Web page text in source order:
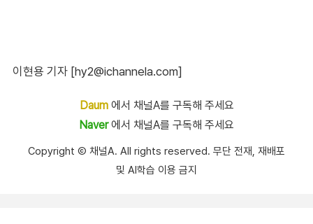
이현용 기자 [hy2@ichannela.com]
Daum에서 채널A를 구독해 주세요
Naver에서 채널A를 구독해 주세요
Copyright Ⓒ 채널A. All rights reserved. 무단 전재, 재배포
및 AI학습 이용 금지